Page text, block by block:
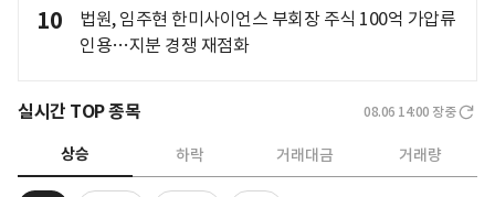
10
법원, 임주현 한미사이언스 부회장 주식 100억 가압류
인용…지분 경쟁 재점화
실시간 TOP 종목 08.06 14:00 장중
상승 하락 거래대금 거래량